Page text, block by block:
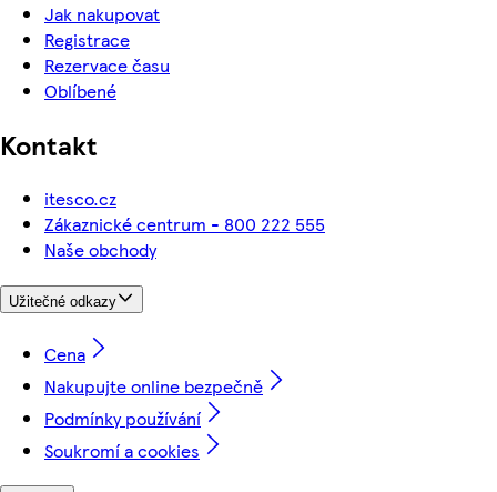
Jak nakupovat
Registrace
Rezervace času
Oblíbené
Kontakt
itesco.cz
Zákaznické centrum - 800 222 555
Naše obchody
Užitečné odkazy
Cena
Nakupujte online bezpečně
Podmínky používání
Soukromí a cookies